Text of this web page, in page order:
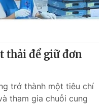
thải để giữ đơn
trở thành một tiêu chí
tham gia chuỗi cung